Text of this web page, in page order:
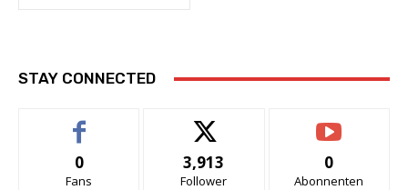
STAY CONNECTED
0
Fans
3,913
Follower
0
Abonnenten